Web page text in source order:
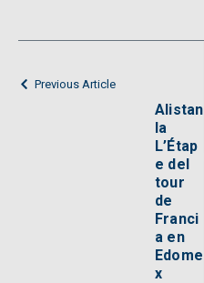
Previous Article
Alistan
la
L’Étap
e del
tour
de
Franci
a en
Edome
x